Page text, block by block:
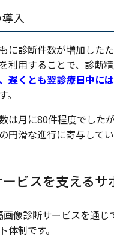
入
に診断件数が増加した
利用することで、診断
遅くとも翌診療日中に
は月に80件程度でした
円滑な進行に寄与してい
ビスを支えるサ
像診断サービスを通
体制です。